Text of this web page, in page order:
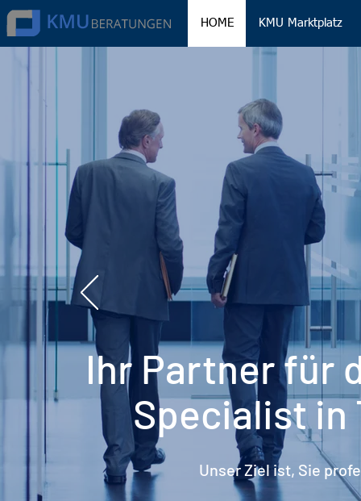
HOME KMU Marktplatz
Ihr Partner für
Specialist in
Unser Ziel ist, Sie